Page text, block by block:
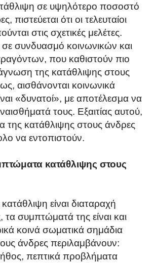
σε υψηλότερο ποσοστό
πιστεύεται ότι οι τελευταίοι
στις σχετικές μελέτες.
σε συνδυασμό κοινωνικών και
που καθιστούν πιο
της κατάθλιψης στους
αισθάνονται κοινωνικά
«δυνατοί», με αποτέλεσμα να
τους. Εξαιτίας αυτού,
της κατάθλιψης στους άνδρες
να εντοπιστούν.
κατάθλιψης στους
είναι διαταραχή
τα συμπτώματά της είναι και
κοινά σωματικά σημάδια
άνδρες περιλαμβάνουν:
πεπτικά προβλήματα